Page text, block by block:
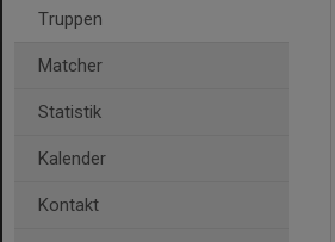
Truppen
Matcher
Statistik
Kalender
Kontakt